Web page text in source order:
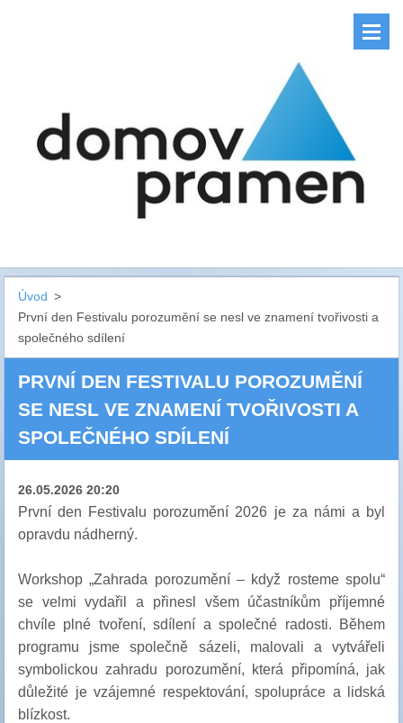
Úvod >
První den Festivalu porozumění se nesl ve znamení tvořivosti a
společného sdílení
PRVNÍ DEN FESTIVALU POROZUMĚNÍ
SE NESL VE ZNAMENÍ TVOŘIVOSTI A
SPOLEČNÉHO SDÍLENÍ
26.05.2026 20:20
První den Festivalu porozumění 2026 je za námi a byl
opravdu nádherný.
Workshop „Zahrada porozumění – když rosteme spolu“
se velmi vydařil a přinesl všem účastníkům příjemné
chvíle plné tvoření, sdílení a společné radosti. Během
programu jsme společně sázeli, malovali a vytvářeli
symbolickou zahradu porozumění, která připomíná, jak
důležité je vzájemné respektování, spolupráce a lidská
blízkost.